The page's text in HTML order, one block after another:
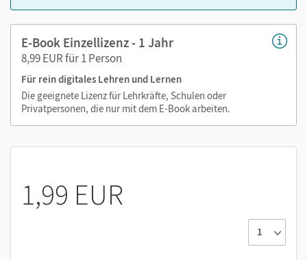
E-Book Einzellizenz - 1 Jahr
8,99 EUR für 1 Person
Für rein digitales Lehren und Lernen
Die geeignete Lizenz für Lehrkräfte, Schulen oder
Privatpersonen, die nur mit dem E-Book arbeiten.
1,99 EUR